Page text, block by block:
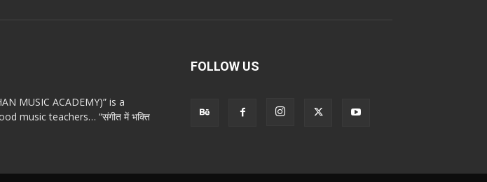
MUSIC ACADEMY)” is a
music teachers… “संगीत में भक्ति
FOLLOW US